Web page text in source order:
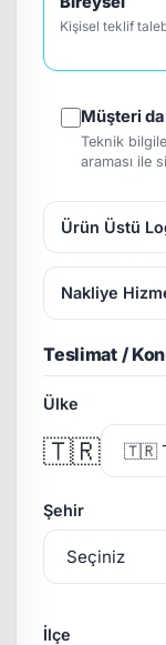
Kişisel teklif
Müşteri
Teknik
araması ile
Ürün Üstü
Nakliye
Teslimat /
Ülke
🇹🇷
Şehir
İlçe